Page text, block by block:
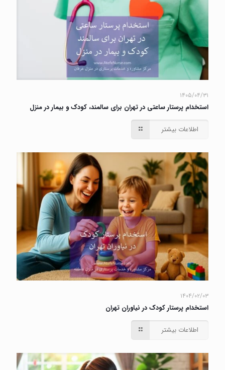
۱۴۰۵/۰۴/۳۱
استخدام پرستار ساعتی در تهران برای سالمند، کودک و بیمار در منزل
اطلاعات بیشتر
۱۴۰۴/۰۲/۰۳
استخدام پرستار کودک در نیاوران تهران
اطلاعات بیشتر